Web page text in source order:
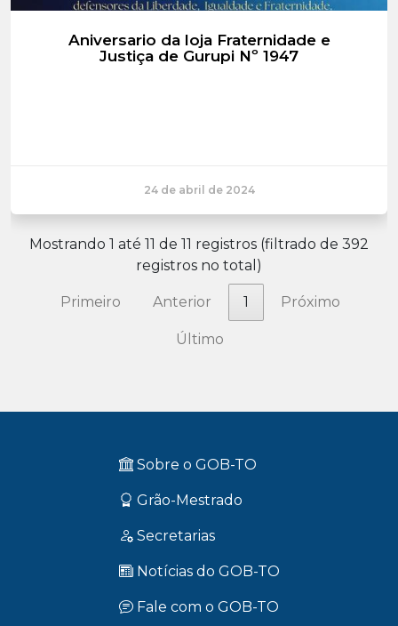
Aniversario da loja Fraternidade e
Justiça de Gurupi Nº 1947
24 de abril de 2024
Mostrando 1 até 11 de 11 registros (filtrado de 392
registros no total)
Primeiro Anterior 1 Próximo
Último
Sobre o GOB-TO
Grão-Mestrado
Secretarias
Notícias do GOB-TO
Fale com o GOB-TO